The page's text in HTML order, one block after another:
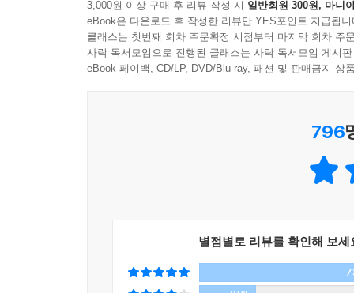
총 5장으로 구성된 『나미야 잡화점의 기적』은
이는 각각의 이야기와 등장인물을 하나의 연결 고
×× 시 외곽에 자리한 나미야 잡화점은 30여 년간
아동복지시설에서 함께 자란 친구 사이로 몇
생각했다가 하늘에서 툭 떨어진 듯한 이상한 편
각 장마다 고민 상담 편지를 보낸 이들의 애틋한
놀라운 기적이 일어나기 시작한다.
히가시노 게이고, 청년 백수의 언어로 기적과 감동
3,000원 이상 구매 후 리뷰 작성 시 일반회원 300원, 마니
eBook은 다운로드 후 작성한 리뷰만 YES포인트 지급됩니
클래스는 첫번째 회차 주문확정 시점부터 마지막 회차 주
사락 독서모임으로 진행된 클래스는 사락 독서모임 게시
eBook 페이백, CD/LP, DVD/Blu-ray, 패션 및 판매금지 상
796
별점별로 리뷰를 확인해 보세